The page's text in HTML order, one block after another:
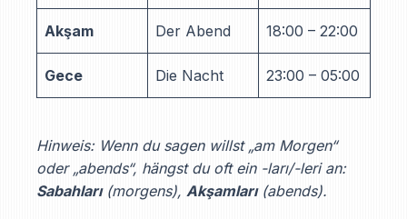
Akşam Der Abend 18:00 – 22:00
Gece Die Nacht 23:00 – 05:00
Hinweis: Wenn du sagen willst „am Morgen“
oder „abends“, hängst du oft ein -ları/-leri an:
Sabahları(morgens), Akşamları(abends).